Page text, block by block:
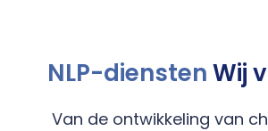
NLP-dienstenWij
Van de ontwikkeling van